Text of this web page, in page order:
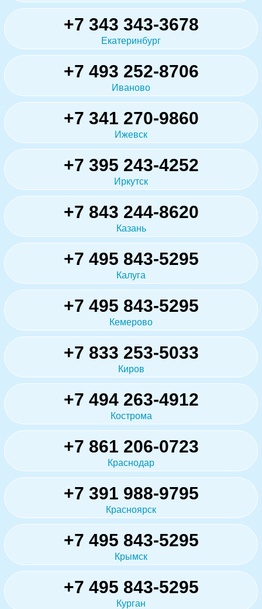
+7 343 343-3678
Екатеринбург
+7 493 252-8706
Иваново
+7 341 270-9860
Ижевск
+7 395 243-4252
Иркутск
+7 843 244-8620
Казань
+7 495 843-5295
Калуга
+7 495 843-5295
Кемерово
+7 833 253-5033
Киров
+7 494 263-4912
Кострома
+7 861 206-0723
Краснодар
+7 391 988-9795
Красноярск
+7 495 843-5295
Крымск
+7 495 843-5295
Курган